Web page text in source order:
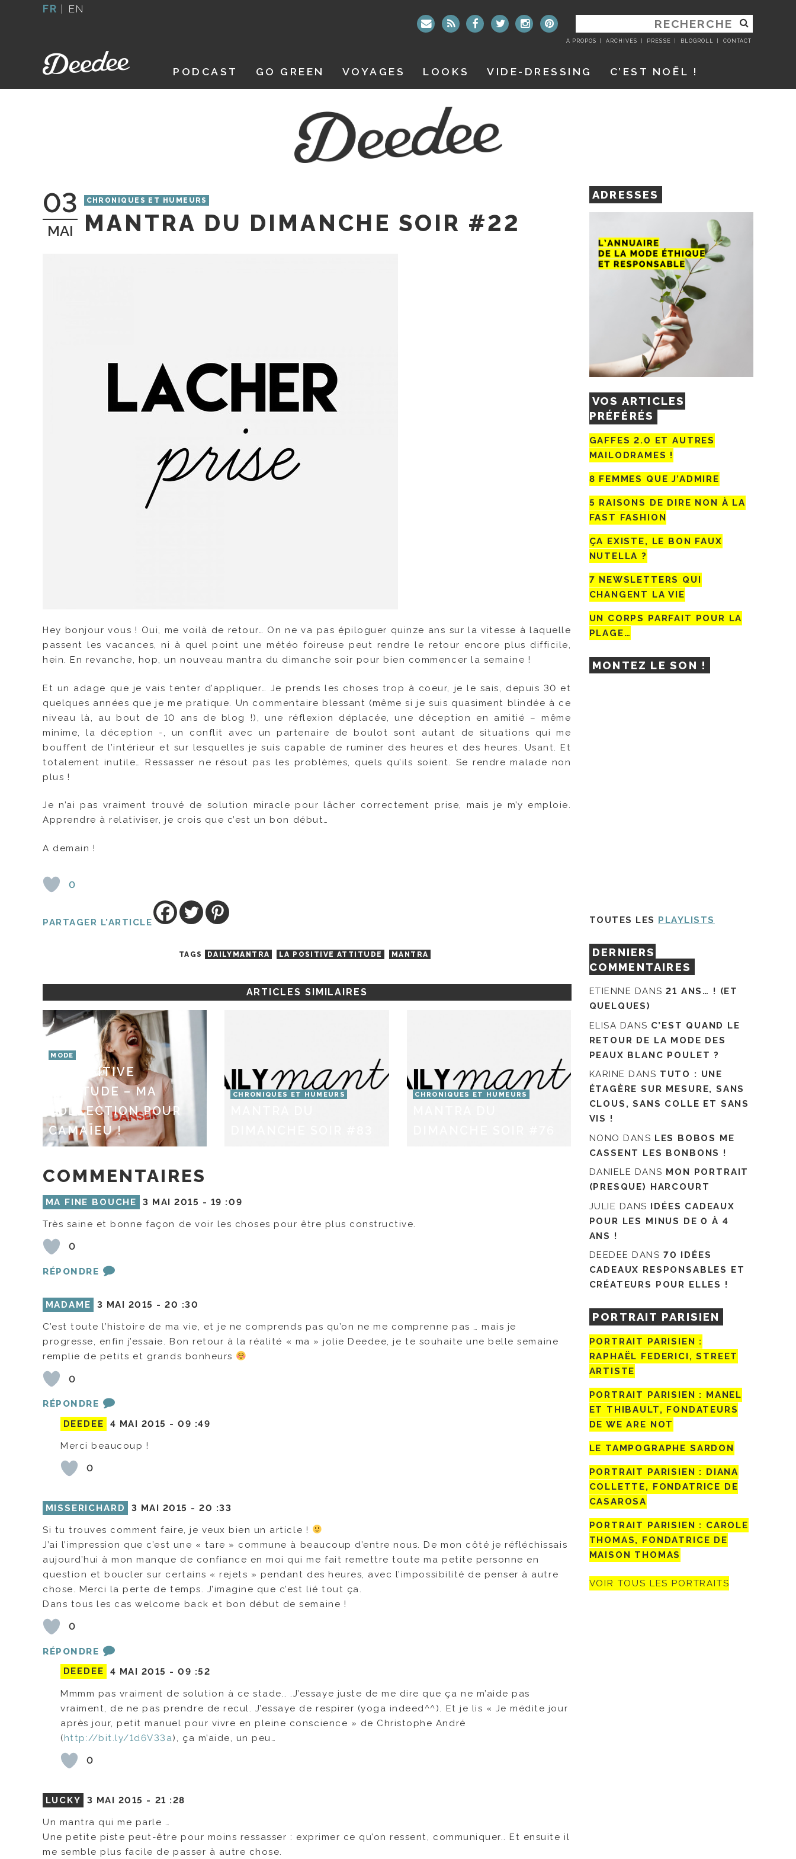
FR | EN
RECHERCHER
:
A PROPOS ARCHIVES PRESSE BLOGROLL CONTACT
PODCAST GO GREEN VOYAGES LOOKS VIDE-DRESSING C’EST NOËL !
03
MAI
CHRONIQUES ET HUMEURS
MANTRA DU DIMANCHE SOIR #22
Hey bonjour vous ! Oui, me voilà de retour… On ne va pas épiloguer quinze ans sur la vitesse à laquelle
passent les vacances, ni à quel point une météo foireuse peut rendre le retour encore plus difficile,
hein. En revanche, hop, un nouveau mantra du dimanche soir pour bien commencer la semaine !
Et un adage que je vais tenter d’appliquer… Je prends les choses trop à coeur, je le sais, depuis 30 et
quelques années que je me pratique. Un commentaire blessant (même si je suis quasiment blindée à ce
niveau là, au bout de 10 ans de blog !), une réflexion déplacée, une déception en amitié – même
minime, la déception -, un conflit avec un partenaire de boulot sont autant de situations qui me
bouffent de l’intérieur et sur lesquelles je suis capable de ruminer des heures et des heures. Usant. Et
totalement inutile… Ressasser ne résout pas les problèmes, quels qu’ils soient. Se rendre malade non
plus !
Je n’ai pas vraiment trouvé de solution miracle pour lâcher correctement prise, mais je m’y emploie.
Apprendre à relativiser, je crois que c’est un bon début…
A demain !
0
PARTAGER L'ARTICLE
TAGS DAILYMANTRA LA POSITIVE ATTITUDE MANTRA
ARTICLES SIMILAIRES
MODE
LA POSITIVE
ATTITUDE – MA
COLLECTION POUR
CAMAÏEU !
CHRONIQUES ET HUMEURS CHRONIQUES ET HUMEURS
COMMENTAIRES
MA FINE BOUCHE 3 MAI 2015 - 19 :09
Très saine et bonne façon de voir les choses pour être plus constructive.
0
RÉPONDRE
MADAME 3 MAI 2015 -20 :30
C’est toute l’histoire de ma vie, et je ne comprends pas qu’on ne me comprenne pas … mais je
progresse, enfin j’essaie. Bon retour à la réalité « ma » jolie Deedee, je te souhaite une belle semaine
remplie de petits et grands bonheurs
0
RÉPONDRE
DEEDEE
4 MAI 2015 -09 :49
Merci beaucoup !
0
MISSERICHARD 3 MAI 2015 -20 :33
Si tu trouves comment faire, je veux bien un article !
J’ai l’impression que c’est une « tare » commune à beaucoup d’entre nous. De mon côté je réfléchissais
aujourd’hui à mon manque de confiance en moi qui me fait remettre toute ma petite personne en
question et boucler sur certains « rejets » pendant des heures, avec l’impossibilité de penser à autre
chose. Merci la perte de temps. J’imagine que c’est lié tout ça.
Dans tous les cas welcome back et bon début de semaine !
0
RÉPONDRE
DEEDEE
4 MAI 2015 -09 :52
Mmmm pas vraiment de solution à ce stade.. .J’essaye juste de me dire que ça ne m’aide pas
vraiment, de ne pas prendre de recul. J’essaye de respirer (yoga indeed^^). Et je lis « Je médite jour
après jour, petit manuel pour vivre en pleine conscience » de Christophe André
(http://bit.ly/1d6V33a), ça m’aide, un peu…
0
LUCKY 3 MAI 2015 - 21 :28
Un mantra qui me parle …
Une petite piste peut-être pour moins ressasser : exprimer ce qu’on ressent, communiquer.. Et ensuite il
me semble plus facile de passer à autre chose.
ADRESSES
VOS ARTICLES
PRÉFÉRÉS
GAFFES 2.0 ET AUTRES
MAILODRAMES !
8 FEMMES QUE J’ADMIRE
5 RAISONS DE DIRE NON À LA
FAST FASHION
ÇA EXISTE, LE BON FAUX
NUTELLA ?
7 NEWSLETTERS QUI
CHANGENT LA VIE
UN CORPS PARFAIT POUR LA
PLAGE…
MONTEZ LE SON !
TOUTES LES PLAYLISTS
DERNIERS
COMMENTAIRES
ETIENNE DANS21 ANS… ! (ET
QUELQUES)
ELISA DANS C’EST QUAND LE
RETOUR DE LA MODE DES
PEAUX BLANC POULET ?
KARINE DANS TUTO : UNE
ÉTAGÈRE SUR MESURE, SANS
CLOUS, SANS COLLE ET SANS
VIS !
NONO DANS LES BOBOS ME
CASSENT LES BONBONS !
DANIELE DANS MON PORTRAIT
(PRESQUE) HARCOURT
JULIE DANS IDÉES CADEAUX
POUR LES MINUS DE 0 À 4
ANS !
DEEDEE DANS 70 IDÉES
CADEAUX RESPONSABLES ET
CRÉATEURS POUR ELLES !
PORTRAIT PARISIEN
PORTRAIT PARISIEN :
RAPHAËL FEDERICI, STREET
ARTISTE
PORTRAIT PARISIEN : MANEL
ET THIBAULT, FONDATEURS
DE WE ARE NOT
LE TAMPOGRAPHE SARDON
PORTRAIT PARISIEN : DIANA
COLLETTE, FONDATRICE DE
CASAROSA
PORTRAIT PARISIEN : CAROLE
THOMAS, FONDATRICE DE
MAISON THOMAS
VOIR TOUS LES PORTRAITS